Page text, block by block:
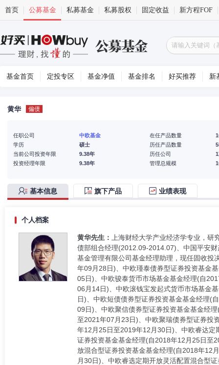
首页 公募基金 私募基金 私募股权 固定收益 新方程FOF
基金首页 定投专区 基金净值 基金排名 好买推荐 新
黄华 偏债
任职公司
中欧基金
学历
硕士
当前公司投资年限
9.38年
投资经理年限
9.38年
在任产品数量
历任产品数量
历任公司
管理总规模
基本信息 旗下产品 业绩表现
个人档案
黄华先生：
上海财经大学产业经济学专业，
债部组合经理(2012.09-2014.07)、中国平安
基金管理有限公司基金经理助理，现任固收
年09月28日)、中欧瑾泰债券型证券投资基金
05日)、中欧骏泰货币市场基金基金经理(自
06月14日)、中欧滚钱宝发起式货币市场基金
日)、中欧短债债券型证券投资基金基金经理(
09日)、中欧聚信债券型证券投资基金基金经
至2021年07月23日)、中欧聚瑞债券型证券投
年12月25日至2019年12月30日)、中欧睿达
证券投资基金基金经理(自2018年12月25日至
放混合型证券投资基金基金经理(自2018年12
月30日)、中欧睿选定期开放灵活配置混合型